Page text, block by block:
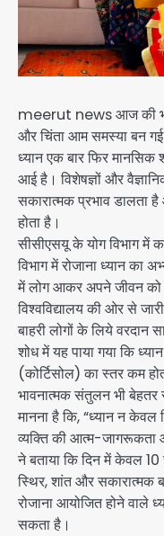
meerut news आज की
और चिंता आम समस्या बन
ध्यान एक बार फिर
आई है। विशेषज्ञों और
सकारात्मक प्रभाव डालता
होता है।
सीसीएसयू के योग विभाग में
विभाग में रोजाना ध्यान का
में लोग आकर अपने जीवन को
विश्वविद्यालय की ओर से
बाहरी लोगों के लिये वरदान
शोध में यह पाया गया कि
(कोर्टिसोल) का स्तर कम
भावनात्मक संतुलन भी बेहतर
मानना है कि, “ध्यान न
व्यक्ति की आत्म-जागरूकता
ने बताया कि दिन में केवल
स्थिर, शांत और सकारात्मक
रोजाना आयोजित होने वाले
सकता है।